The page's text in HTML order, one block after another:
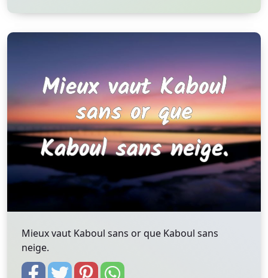
Mieux vaut Kaboul sans or que Kaboul sans
neige.